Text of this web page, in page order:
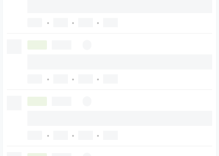
• • •
• • •
• • •